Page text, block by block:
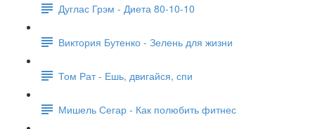
Дуглас Грэм - Диета 80-10-10
Виктория Бутенко - Зелень для жизни
Том Рат - Ешь, двигайся, спи
Мишель Сегар - Как полюбить фитнес